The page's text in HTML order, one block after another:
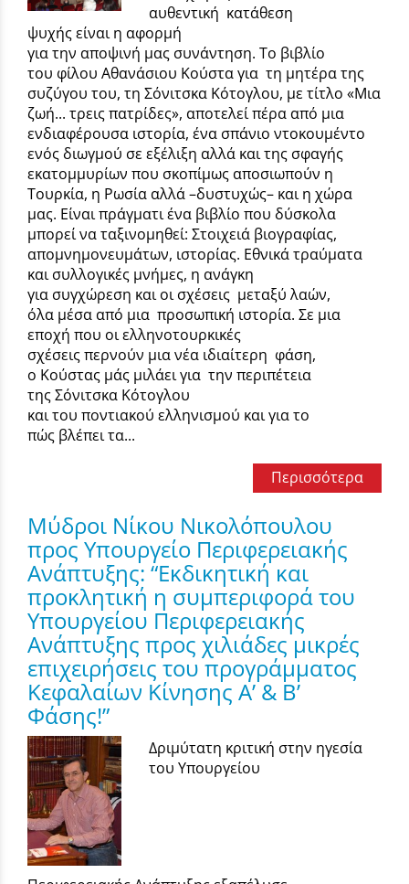
αυθεντική κατάθεση
ψυχής είναι η αφορμή
για την αποψινή μας συνάντηση. Το βιβλίο
του φίλου Αθανάσιου Κούστα για τη μητέρα της
συζύγου του, τη Σόνιτσκα Κότογλου, με τίτλο «Μια
ζωή... τρεις πατρίδες», αποτελεί πέρα από μια
ενδιαφέρουσα ιστορία, ένα σπάνιο ντοκουμέντο
ενός διωγμού σε εξέλιξη αλλά και της σφαγής
εκατομμυρίων που σκοπίμως αποσιωπούν η
Τουρκία, η Ρωσία αλλά –δυστυχώς– και η χώρα
μας. Είναι πράγματι ένα βιβλίο που δύσκολα
μπορεί να ταξινομηθεί: Στοιχειά βιογραφίας,
απομνημονευμάτων, ιστορίας. Εθνικά τραύματα
και συλλογικές μνήμες, η ανάγκη
για συγχώρεση και οι σχέσεις μεταξύ λαών,
όλα μέσα από μια προσωπική ιστορία. Σε μια
εποχή που οι ελληνοτουρκικές
σχέσεις περνούν μια νέα ιδιαίτερη φάση,
ο Κούστας μάς μιλάει για την περιπέτεια
της Σόνιτσκα Κότογλου
και του ποντιακού ελληνισμού και για το
πώς βλέπει τα...
Περισσότερα
Μύδροι Νίκου Νικολόπουλου
προς Υπουργείο Περιφερειακής
Ανάπτυξης: “Εκδικητική και
προκλητική η συμπεριφορά του
Υπουργείου Περιφερειακής
Ανάπτυξης προς χιλιάδες μικρές
επιχειρήσεις του προγράμματος
Κεφαλαίων Κίνησης Α’ & Β’
Φάσης!”
Δριμύτατη κριτική στην ηγεσία
του Υπουργείου